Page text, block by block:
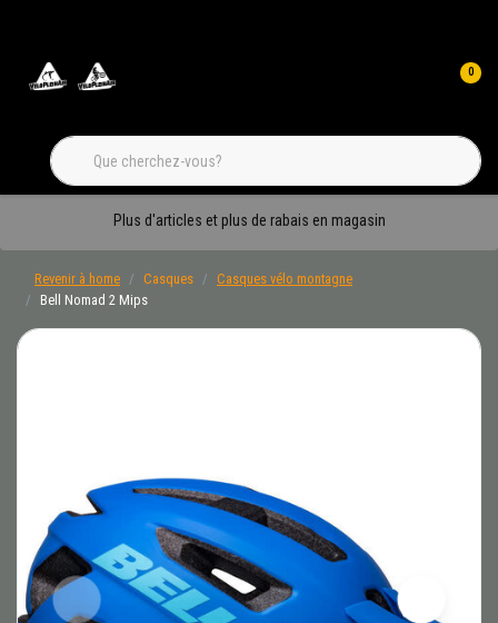
0
Plus d'articles et plus de rabais en magasin
Revenir à home Casques
Casques vélo montagne
Bell Nomad 2 Mips